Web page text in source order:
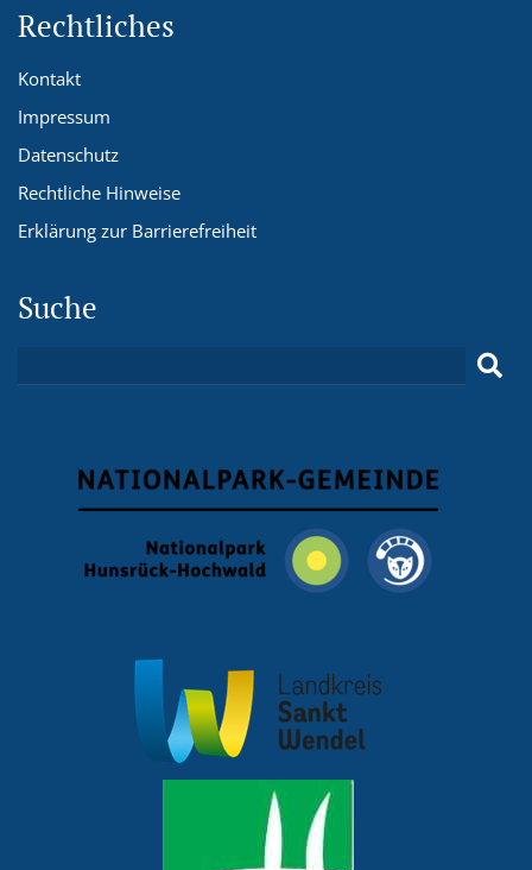
Rechtliches
Kontakt
Impressum
Datenschutz
Rechtliche Hinweise
Erklärung zur Barrierefreiheit
Suche